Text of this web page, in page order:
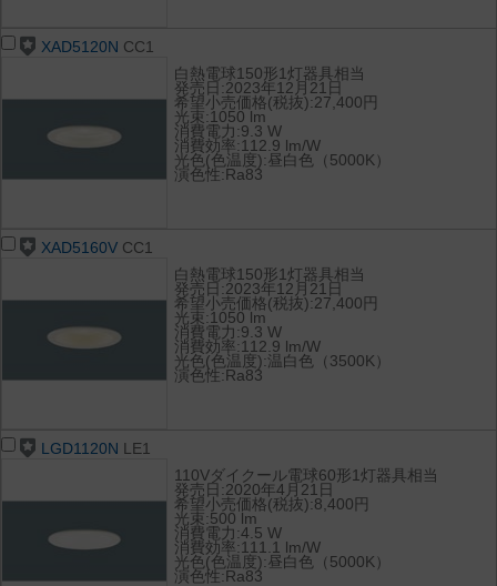
XAD5120N CC1
白熱電球150形1灯器具相当
発売日:2023年12月21日
希望小売価格(税抜):27,400円
光束:1050 lm
消費電力:9.3 W
消費効率:112.9 lm/W
光色(色温度):昼白色（5000K）
演色性:Ra83
XAD5160V CC1
白熱電球150形1灯器具相当
発売日:2023年12月21日
希望小売価格(税抜):27,400円
光束:1050 lm
消費電力:9.3 W
消費効率:112.9 lm/W
光色(色温度):温白色（3500K）
演色性:Ra83
LGD1120N LE1
110Vダイクール電球60形1灯器具相当
発売日:2020年4月21日
希望小売価格(税抜):8,400円
光束:500 lm
消費電力:4.5 W
消費効率:111.1 lm/W
光色(色温度):昼白色（5000K）
演色性:Ra83